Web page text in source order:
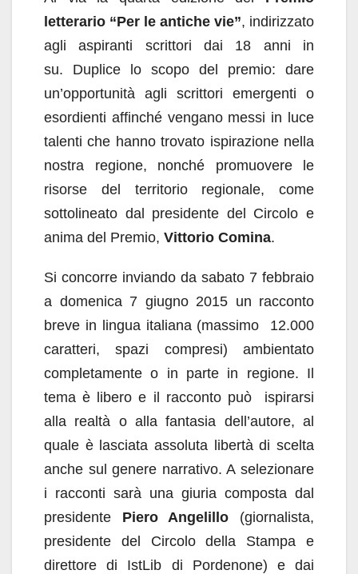
letterario “Per le antiche vie”, indirizzato
agli aspiranti scrittori dai 18 anni in
su. Duplice lo scopo del premio: dare
un’opportunità agli scrittori emergenti o
esordienti affinché vengano messi in luce
talenti che hanno trovato ispirazione nella
nostra regione, nonché promuovere le
risorse del territorio regionale, come
sottolineato dal presidente del Circolo e
anima del Premio, Vittorio Comina.
Si concorre inviando da sabato 7 febbraio
a domenica 7 giugno 2015 un racconto
breve in lingua italiana (massimo 12.000
caratteri, spazi compresi) ambientato
completamente o in parte in regione. Il
tema è libero e il racconto può ispirarsi
alla realtà o alla fantasia dell’autore, al
quale è lasciata assoluta libertà di scelta
anche sul genere narrativo. A selezionare
i racconti sarà una giuria composta dal
presidente Piero Angelillo (giornalista,
presidente del Circolo della Stampa e
direttore di IstLib di Pordenone) e dai